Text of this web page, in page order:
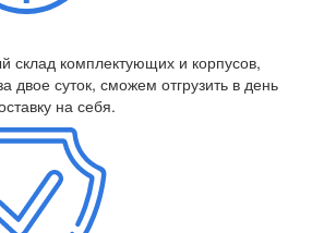
склад комплектующих и корпусов,
двое суток, сможем отгрузить в день
на себя.